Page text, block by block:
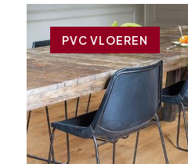
PVC VLOEREN